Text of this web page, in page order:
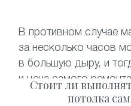
В противном случае
за несколько часов
в большую дыру, и
и цена самого
возрастет в разы. Что
Стоит ли
потолка